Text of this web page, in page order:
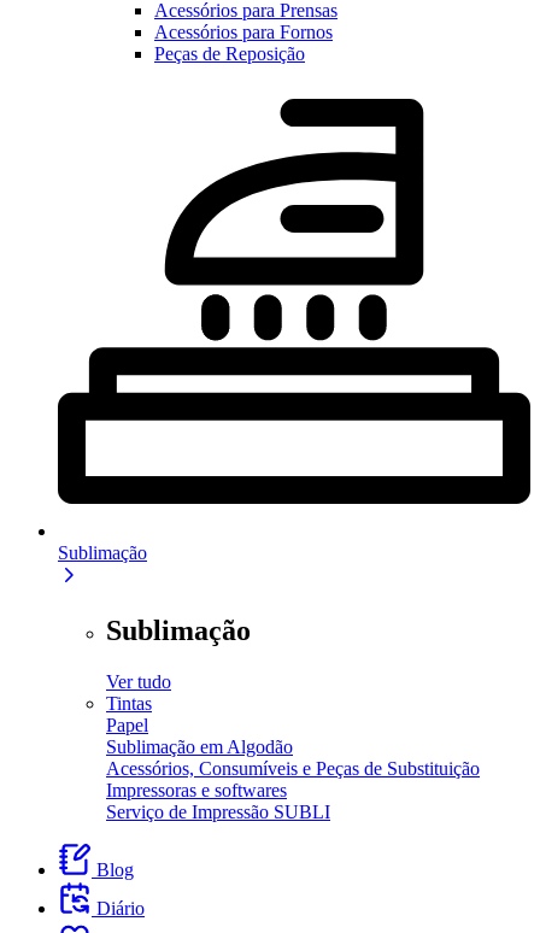
Acessórios para Prensas
Acessórios para Fornos
Peças de Reposição
Sublimação
Sublimação
Ver tudo
Tintas
Papel
Sublimação em Algodão
Acessórios, Consumíveis e Peças de Substituição
Impressoras e softwares
Serviço de Impressão SUBLI
Blog
Diário